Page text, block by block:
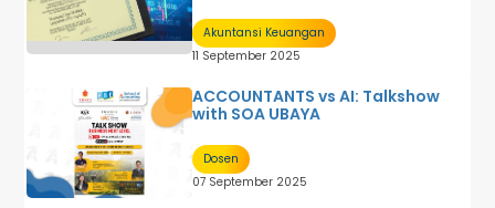
Akuntansi Keuangan
11 September 2025
ACCOUNTANTS vs AI: Talkshow
with SOA UBAYA
Dosen
07 September 2025